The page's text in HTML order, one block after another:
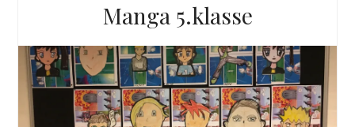
Manga 5.klasse